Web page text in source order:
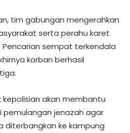
tim gabungan mengerahkan
serta perahu karet
Pencarian sempat terkendala
korban berhasil
kepolisian akan membantu
jenazah agar
diterbangkan ke kampung